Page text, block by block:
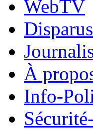
WebTV
À
Info-